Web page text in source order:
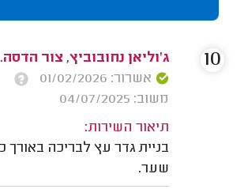
ג'וליאן נחובוביץ, צור הדסה.
אשרור: 01/02/2026
משוב: 04/07/2025
תיאור השירות:
שער.
10